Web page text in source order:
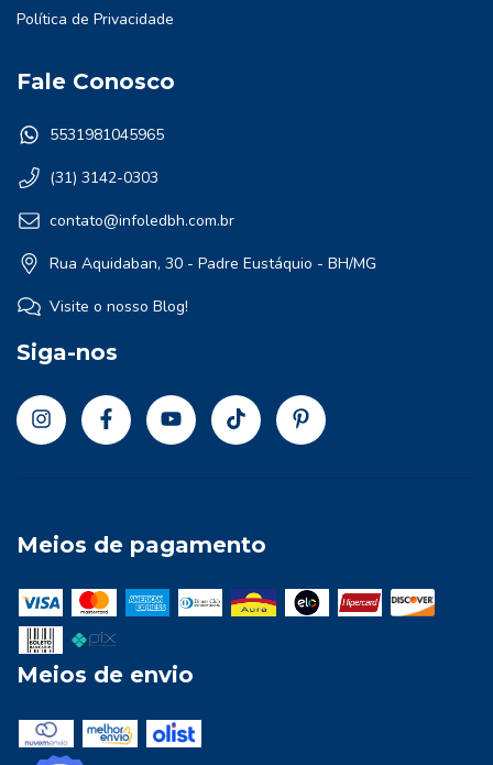
Política de Privacidade
Fale Conosco
5531981045965
(31) 3142-0303
contato@infoledbh.com.br
Rua Aquidaban, 30 - Padre Eustáquio - BH/MG
Visite o nosso Blog!
Siga-nos
Meios de pagamento
Meios de envio